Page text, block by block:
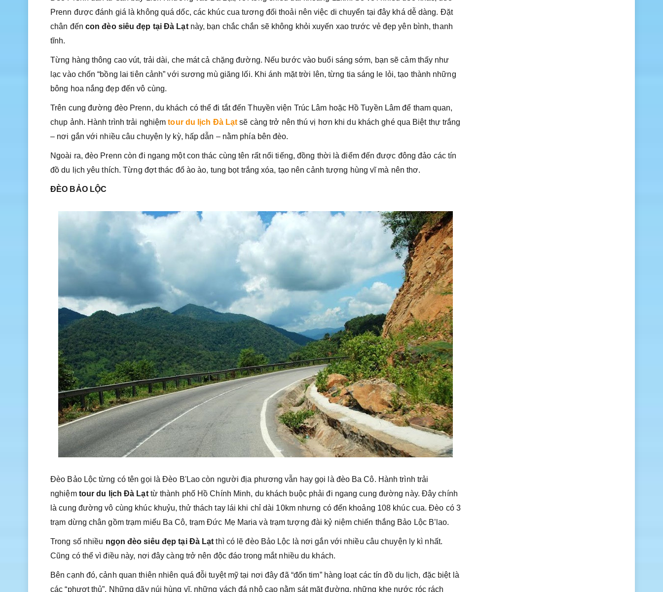
Prenn được đánh giá là không quá dốc, các khúc cua tương đối thoải nên việc di chuyển tại đây khá dễ dàng. Đặt
chân đến con đèo siêu đẹp tại Đà Lạtnày, bạn chắc chắn sẽ không khỏi xuyến xao trước vẻ đẹp yên bình, thanh
tĩnh.
Từng hàng thông cao vút, trải dài, che mát cả chặng đường. Nếu bước vào buổi sáng sớm, bạn sẽ cảm thấy như
lạc vào chốn “bồng lai tiên cảnh” với sương mù giăng lối. Khi ánh mặt trời lên, từng tia sáng le lỏi, tạo thành những
bông hoa nắng đẹp đến vô cùng.
Trên cung đường đèo Prenn, du khách có thể đi tắt đến Thuyền viện Trúc Lâm hoặc Hồ Tuyền Lâm để tham quan,
chụp ảnh. Hành trình trải nghiệmtour du lịch Đà Lạt sẽ càng trở nên thú vị hơn khi du khách ghé qua Biệt thự trắng
– nơi gắn với nhiều câu chuyện ly kỳ, hấp dẫn – nằm phía bên đèo.
Ngoài ra, đèo Prenn còn đi ngang một con thác cùng tên rất nổi tiếng, đồng thời là điểm đến được đông đảo các tín
đồ du lịch yêu thích. Từng đợt thác đổ ào ào, tung bọt trắng xóa, tạo nên cảnh tượng hùng vĩ mà nên thơ.
ĐÈO BẢO LỘC
Đèo Bảo Lộc từng có tên gọi là Đèo B'Lao còn người địa phương vẫn hay gọi là đèo Ba Cô. Hành trình trải
nghiệm tour du lịch Đà Lạttừ thành phố Hồ Chính Minh, du khách buộc phải đi ngang cung đường này. Đây chính
là cung đường vô cùng khúc khuỷu, thử thách tay lái khi chỉ dài 10km nhưng có đến khoảng 108 khúc cua. Đèo có 3
trạm dừng chân gồm trạm miếu Ba Cô, trạm Đức Mẹ Maria và trạm tượng đài kỷ niệm chiến thắng Bảo Lộc B’lao.
Trong số nhiều ngọn đèo siêu đẹp tại Đà Lạt thì có lẽ đèo Bảo Lộc là nơi gắn với nhiều câu chuyện ly kì nhất.
Cũng có thể vì điều này, nơi đây càng trở nên độc đáo trong mắt nhiều du khách.
Bên cạnh đó, cảnh quan thiên nhiên quá đỗi tuyệt mỹ tại nơi đây đã “đốn tim” hàng loạt các tín đồ du lịch, đặc biệt là
các “phượt thủ”. Những dãy núi hùng vĩ, những vách đá nhô cao nằm sát mặt đường, những khe nước róc rách